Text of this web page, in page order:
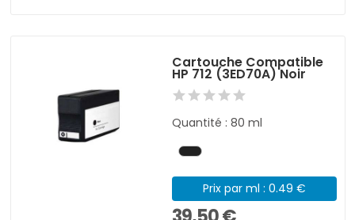
Cartouche Compatible
HP 712 (3ED70A) Noir
Quantité : 80 ml
Prix par ml : 0.49 €